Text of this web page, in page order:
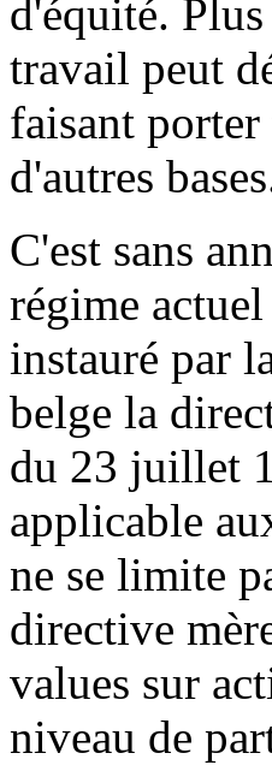
d'équité.
travail peut
faisant
d'autres
C'est sans
régime
instauré par
belge la
du 23 juillet
applicable
ne se limite
directive
values sur
niveau de